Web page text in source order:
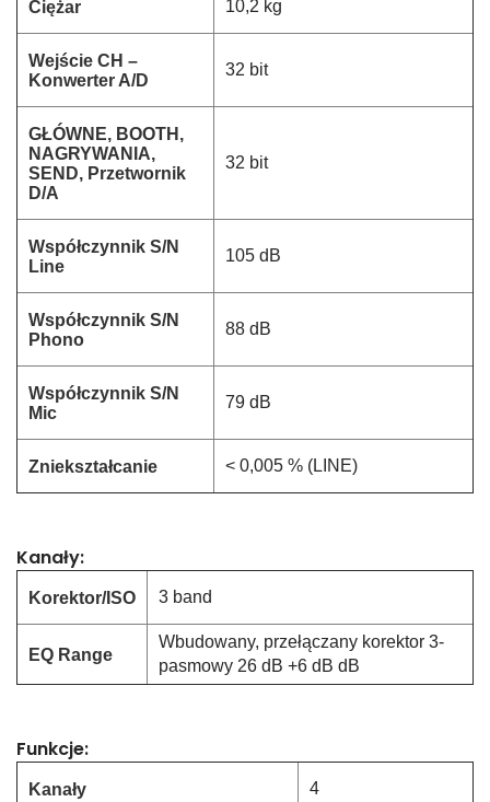
Ciężar 10,2 kg
Wejście CH –
Konwerter A/D
32 bit
GŁÓWNE, BOOTH,
NAGRYWANIA,
SEND, Przetwornik
D/A
32 bit
Współczynnik S/N
Line
105 dB
Współczynnik S/N
Phono
88 dB
Współczynnik S/N
Mic
79 dB
Zniekształcanie < 0,005 % (LINE)
Kanały:
Korektor/ISO 3 band
EQ Range
Wbudowany, przełączany korektor 3-
pasmowy 26 dB +6 dB dB
Funkcje:
Kanały 4